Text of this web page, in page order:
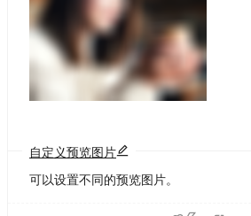
自定义预览图片
可以设置不同的预览图片。